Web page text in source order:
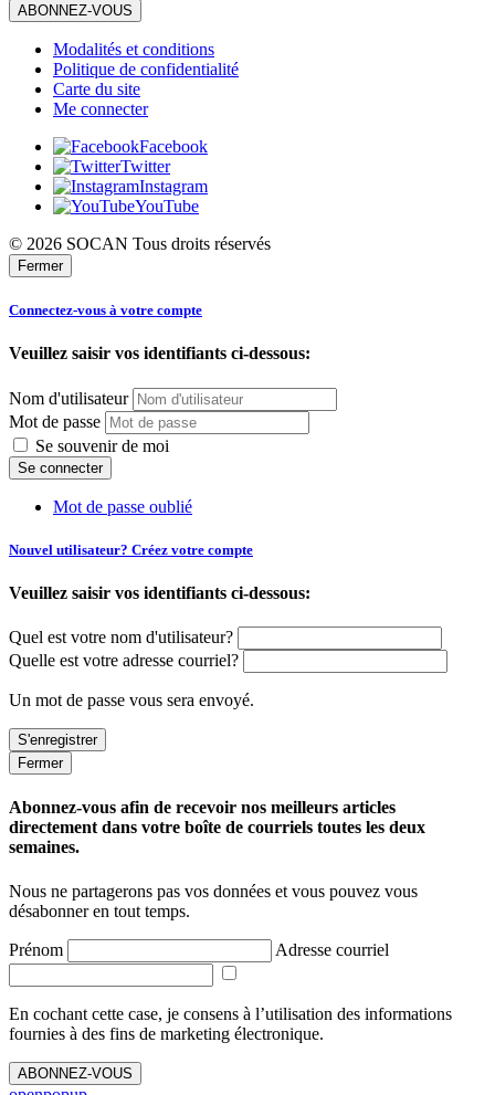
ABONNEZ-VOUS
Modalités et conditions
Politique de confidentialité
Carte du site
Me connecter
Facebook
Twitter
Instagram
YouTube
© 2026 SOCAN Tous droits réservés
Fermer
Connectez-vous à votre compte
Veuillez saisir vos identifiants ci-dessous:
Nom d'utilisateur
Mot de passe
Se souvenir de moi
Mot de passe oublié
Nouvel utilisateur? Créez votre compte
Veuillez saisir vos identifiants ci-dessous:
Quel est votre nom d'utilisateur?
Quelle est votre adresse courriel?
Un mot de passe vous sera envoyé.
Fermer
Abonnez-vous afin de recevoir nos meilleurs articles
directement dans votre boîte de courriels toutes les deux
semaines.
Nous ne partagerons pas vos données et vous pouvez vous
désabonner en tout temps.
Prénom Adresse courriel
En cochant cette case, je consens à l’utilisation des informations
fournies à des fins de marketing électronique.
ABONNEZ-VOUS